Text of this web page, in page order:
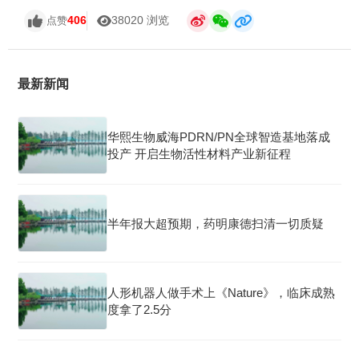
点赞406 38020 浏览
最新新闻
华熙生物威海PDRN/PN全球智造基地落成
投产 开启生物活性材料产业新征程
半年报大超预期，药明康德扫清一切质疑
人形机器人做手术上《Nature》，临床成熟
度拿了2.5分